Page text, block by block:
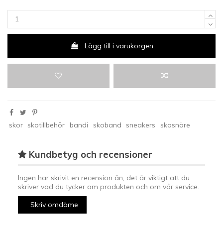
Lägg till i varukorgen
skor skotillbehör bandi skoband sneakers skosnöre
Kundbetyg och recensioner
Ingen har skrivit en recension än, det är viktigt att du
skriver vad du tycker om produkten och om vår service.
Skriv omdöme